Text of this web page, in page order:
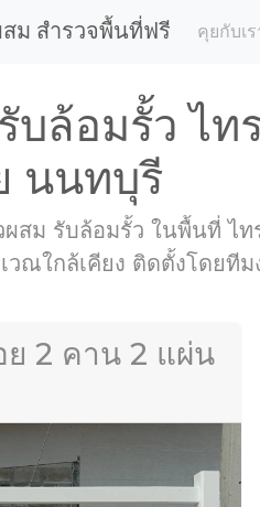
สม สำรวจพื้นที่ฟรี คุยกับเร
บล้อมรั้ว ไท
นนทบุรี
ผสม รับล้อมรั้ว ในพื้นที่ ไ
วณใกล้เคียง ติดตั้งโดยที
ย 2 คาน 2 แผ่น